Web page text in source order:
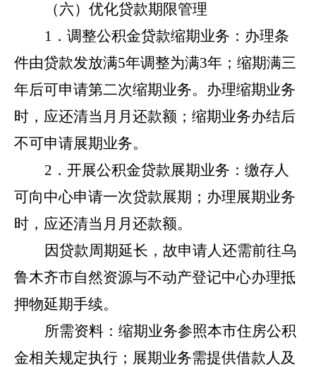
（六）优化贷款期限管理
1．调整公积金贷款缩期业务：办理条
件由贷款发放满5年调整为满3年；缩期满三
年后可申请第二次缩期业务。办理缩期业务
时，应还清当月月还款额；缩期业务办结后
不可申请展期业务。
2．开展公积金贷款展期业务：缴存人
可向中心申请一次贷款展期；办理展期业务
时，应还清当月月还款额。
因贷款周期延长，故申请人还需前往乌
鲁木齐市自然资源与不动产登记中心办理抵
押物延期手续。
所需资料：缩期业务参照本市住房公积
金相关规定执行；展期业务需提供借款人及